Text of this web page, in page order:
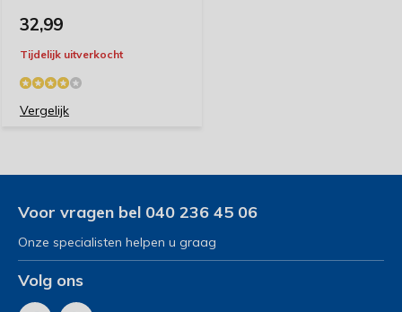
32,99
Tijdelijk uitverkocht
Vergelijk
Voor vragen bel 040 236 45 06
Onze specialisten helpen u graag
Volg ons